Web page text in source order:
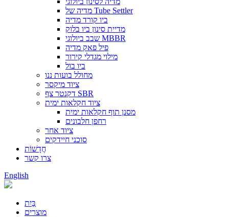
מדיה של Tube Settler
ביו קורד מדיה
מדיית סינון ביו בלוק
שבב ביולוגי MBBR
פיל פאק מדיה
מילוי מגדלי קירור
ביו בול
מחולל בועות ננו
ציוד מיקסר
דקנטר צף SBR
ציוד חקלאות ימית
מסנן תוף חקלאות ימית
רחפן חלבונים
ציוד אחר
סוכני חיידקים
חֲדָשׁוֹת
צרו קשר
English
בַּיִת
מוצרים